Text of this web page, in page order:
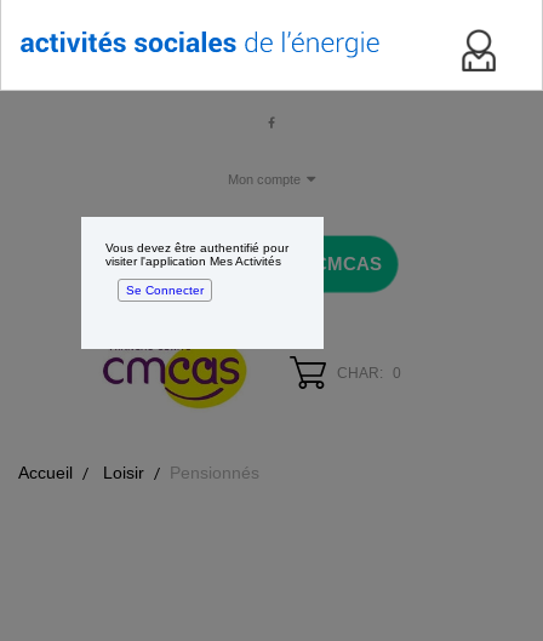
Vous devez être authentifié pour
visiter l'application Mes Activités
Se Connecter
Mon compte
Revenir sur votre CMCAS
CHAR: 0
Accueil Loisir Pensionnés